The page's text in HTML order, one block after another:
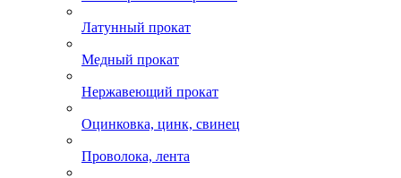
Латунный прокат
Медный прокат
Нержавеющий прокат
Оцинковка, цинк, свинец
Проволока, лента